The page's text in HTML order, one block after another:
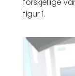
figur 1.